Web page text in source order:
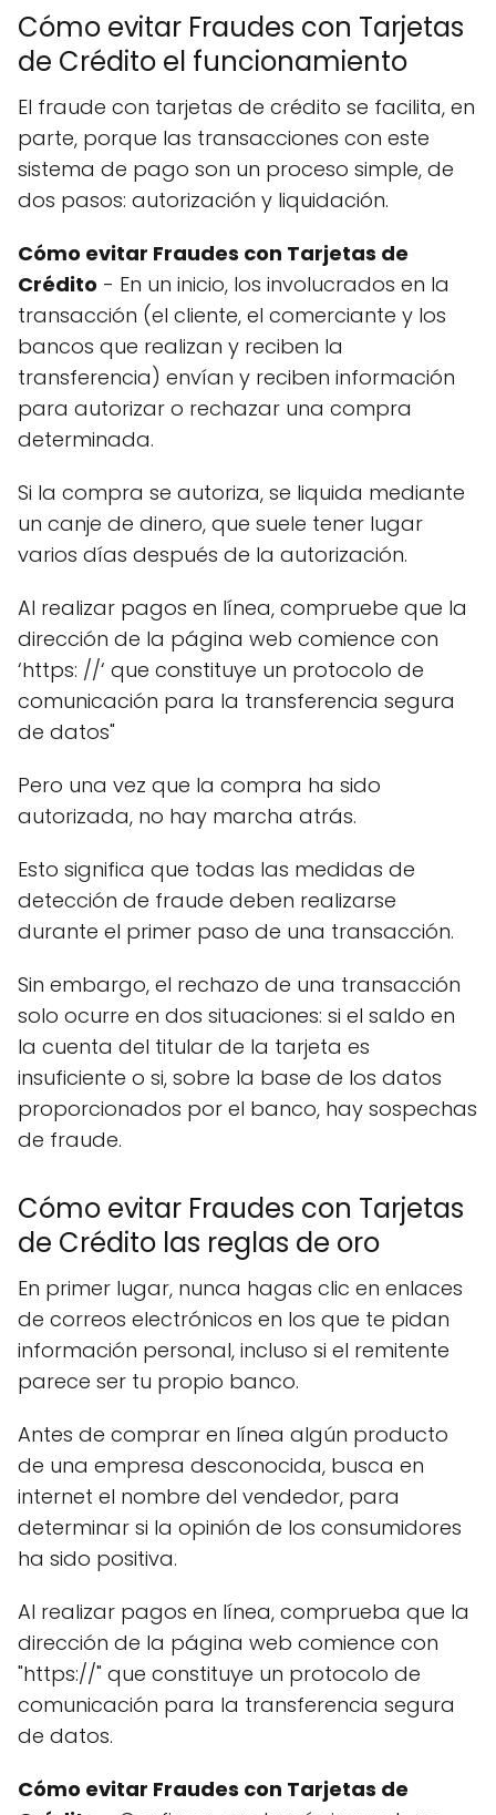
Cómo evitar Fraudes con Tarjetas
de Crédito el funcionamiento
El fraude con tarjetas de crédito se facilita, en
parte, porque las transacciones con este
sistema de pago son un proceso simple, de
dos pasos: autorización y liquidación.
Cómo evitar Fraudes con Tarjetas de
Crédito - En un inicio, los involucrados en la
transacción (el cliente, el comerciante y los
bancos que realizan y reciben la
transferencia) envían y reciben información
para autorizar o rechazar una compra
determinada.
Si la compra se autoriza, se liquida mediante
un canje de dinero, que suele tener lugar
varios días después de la autorización.
Al realizar pagos en línea, compruebe que la
dirección de la página web comience con
‘https: //‘ que constituye un protocolo de
comunicación para la transferencia segura
de datos"
Pero una vez que la compra ha sido
autorizada, no hay marcha atrás.
Esto significa que todas las medidas de
detección de fraude deben realizarse
durante el primer paso de una transacción.
Sin embargo, el rechazo de una transacción
solo ocurre en dos situaciones: si el saldo en
la cuenta del titular de la tarjeta es
insuficiente o si, sobre la base de los datos
proporcionados por el banco, hay sospechas
de fraude.
Cómo evitar Fraudes con Tarjetas
de Crédito las reglas de oro
En primer lugar, nunca hagas clic en enlaces
de correos electrónicos en los que te pidan
información personal, incluso si el remitente
parece ser tu propio banco.
Antes de comprar en línea algún producto
de una empresa desconocida, busca en
internet el nombre del vendedor, para
determinar si la opinión de los consumidores
ha sido positiva.
Al realizar pagos en línea, comprueba que la
dirección de la página web comience con
"https://" que constituye un protocolo de
comunicación para la transferencia segura
de datos.
Cómo evitar Fraudes con Tarjetas de